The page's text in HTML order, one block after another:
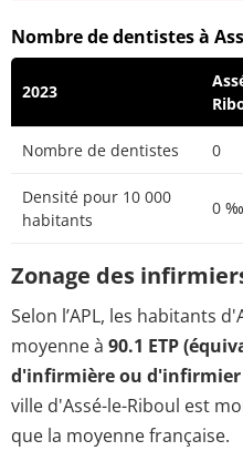
Nombre de dentistes à
2023
Nombre de dentistes 0
Densité pour 10 000
habitants
0
Zonage des
Selon l’APL, les habitants
moyenne à 90.1 ETP
d'infirmière ou d'infirmier
ville d'Assé-le-Riboul est
que la moyenne française.